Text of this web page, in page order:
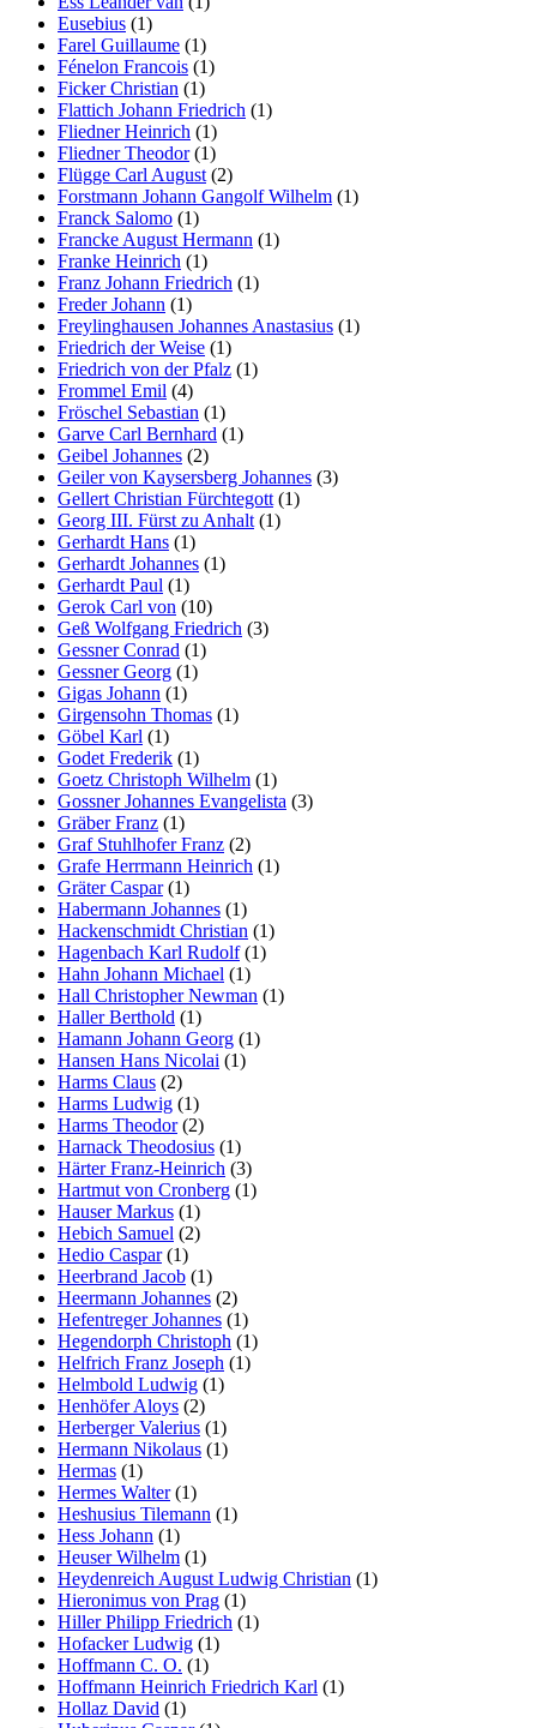
Eusebius (1)
Farel Guillaume (1)
Fénelon Francois (1)
Ficker Christian (1)
Flattich Johann Friedrich (1)
Fliedner Heinrich (1)
Fliedner Theodor(1)
Flügge Carl August (2)
Forstmann Johann Gangolf Wilhelm (1)
Franck Salomo (1)
Francke August Hermann (1)
Franke Heinrich (1)
Franz Johann Friedrich (1)
Freder Johann (1)
Freylinghausen Johannes Anastasius (1)
Friedrich der Weise (1)
Friedrich von der Pfalz (1)
Frommel Emil (4)
Fröschel Sebastian (1)
Garve Carl Bernhard (1)
Geibel Johannes (2)
Geiler von Kaysersberg Johannes (3)
Gellert Christian Fürchtegott (1)
Georg III. Fürst zu Anhalt (1)
Gerhardt Hans (1)
Gerhardt Johannes (1)
Gerhardt Paul (1)
Gerok Carl von (10)
Geß Wolfgang Friedrich (3)
Gessner Conrad (1)
Gessner Georg (1)
Gigas Johann (1)
Girgensohn Thomas (1)
Göbel Karl (1)
Godet Frederik (1)
Goetz Christoph Wilhelm (1)
Gossner Johannes Evangelista (3)
Gräber Franz (1)
Graf Stuhlhofer Franz (2)
Grafe Herrmann Heinrich (1)
Gräter Caspar(1)
Habermann Johannes (1)
Hackenschmidt Christian (1)
Hagenbach Karl Rudolf(1)
Hahn Johann Michael (1)
Hall Christopher Newman (1)
Haller Berthold (1)
Hamann Johann Georg (1)
Hansen Hans Nicolai (1)
Harms Claus (2)
Harms Ludwig (1)
Harms Theodor(2)
Harnack Theodosius (1)
Härter Franz-Heinrich (3)
Hartmut von Cronberg (1)
Hauser Markus (1)
Hebich Samuel (2)
Hedio Caspar(1)
Heerbrand Jacob (1)
Heermann Johannes (2)
Hefentreger Johannes (1)
Hegendorph Christoph (1)
Helfrich Franz Joseph (1)
Helmbold Ludwig (1)
Henhöfer Aloys (2)
Herberger Valerius (1)
Hermann Nikolaus (1)
Hermas (1)
Hermes Walter(1)
Heshusius Tilemann (1)
Hess Johann (1)
Heuser Wilhelm (1)
Heydenreich August Ludwig Christian (1)
Hieronimus von Prag (1)
Hiller Philipp Friedrich (1)
Hofacker Ludwig (1)
Hoffmann C. O. (1)
Hoffmann Heinrich Friedrich Karl (1)
Hollaz David (1)